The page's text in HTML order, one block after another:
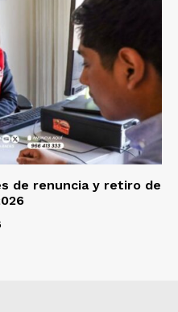
de renuncia y retiro de